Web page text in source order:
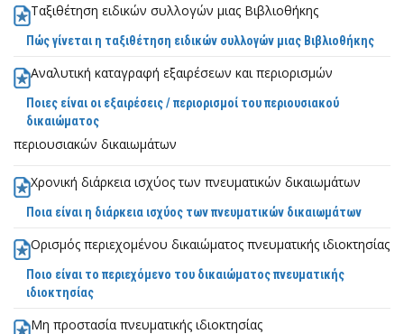
Πώς γίνεται η ταξιθέτηση ειδικών συλλογών μιας Βιβλιοθήκης
Ταξιθέτηση ειδικών συλλογών μιας Βιβλιοθήκης
Ποιες είναι οι εξαιρέσεις / περιορισμοί του περιουσιακού
δικαιώματος
Αναλυτική καταγραφή εξαιρέσεων και περιορισμών
περιουσιακών δικαιωμάτων
Ποια είναι η διάρκεια ισχύος των πνευματικών δικαιωμάτων
Χρονική διάρκεια ισχύος των πνευματικών δικαιωμάτων
Ποιο είναι το περιεχόμενο του δικαιώματος πνευματικής
ιδιοκτησίας
Ορισμός περιεχομένου δικαιώματος πνευματικής ιδιοκτησίας
Μη προστασία πνευματικής ιδιοκτησίας